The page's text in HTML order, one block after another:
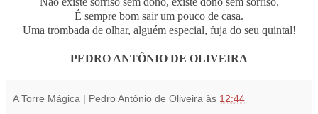
É sempre bom sair um pouco de casa.
Uma trombada de olhar, alguém especial, fuja do seu quintal!
PEDRO ANTÔNIO DE OLIVEIRA
A Torre Mágica | Pedro Antônio de Oliveira às 12:44